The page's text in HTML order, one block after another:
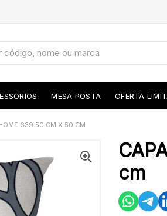
MESA POSTA OFERTA
639 50 CM X 50 CM
cm